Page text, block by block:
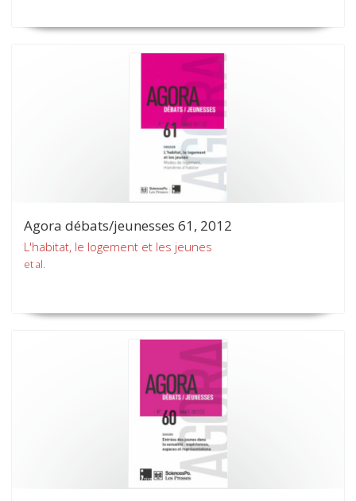
Agora débats/jeunesses 61, 2012
L'habitat, le logement et les jeunes
et al.